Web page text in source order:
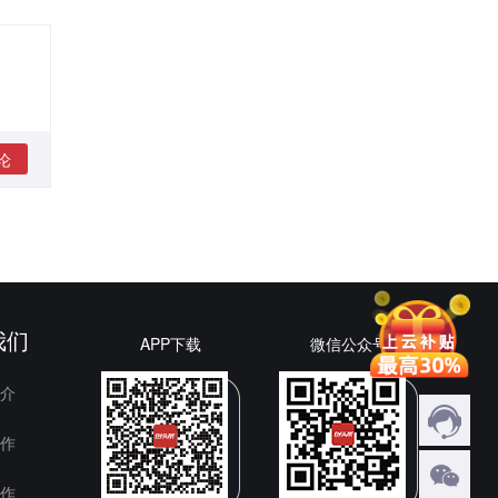
APP下载 微信公众号